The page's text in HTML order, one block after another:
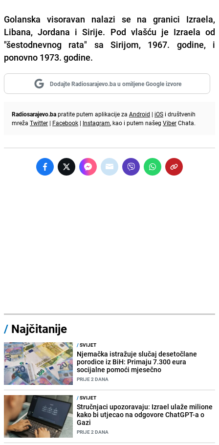
Golanska visoravan nalazi se na granici Izraela,
Libana, Jordana i Sirije. Pod vlašću je Izraela od
"šestodnevnog rata" sa Sirijom, 1967. godine, i
ponovno 1973. godine.
Dodajte Radiosarajevo.ba u omiljene Google izvore
Radiosarajevo.bapratite putem aplikacije za Android | iOS i društvenih
mreža Twitter | Facebook | Instagram, kao i putem našeg ViberChata.
/ Najčitanije
/SVIJET
Njemačka istražuje slučaj desetočlane
porodice iz BiH: Primaju 7.300 eura
socijalne pomoći mjesečno
PRIJE 2 DANA
/SVIJET
Stručnjaci upozoravaju: Izrael ulaže milione
kako bi utjecao na odgovore ChatGPT-a o
Gazi
PRIJE 2 DANA